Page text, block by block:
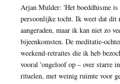
Arjan Mulder: 'Het boeddhisme
persoonlijke tocht. Ik weet dat dit
aangeraden, maar ik kan niet zo
bijeenkomsten. De meditatie-
weekend-retraites die ik heb
vooral 'ongeloof op – over starre
rituelen, met weinig ruimte voor